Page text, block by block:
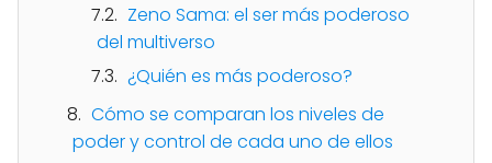
Zeno Sama: el ser más poderoso
del multiverso
¿Quién es más poderoso?
Cómo se comparan los niveles de
poder y control de cada uno de ellos